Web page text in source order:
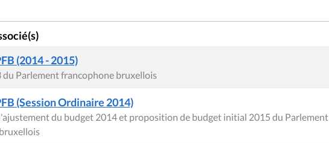
(2014 - 2015)
Parlement francophone bruxellois
(Session Ordinaire 2014)
du budget 2014 et proposition de budget initial 2015 du Parlement